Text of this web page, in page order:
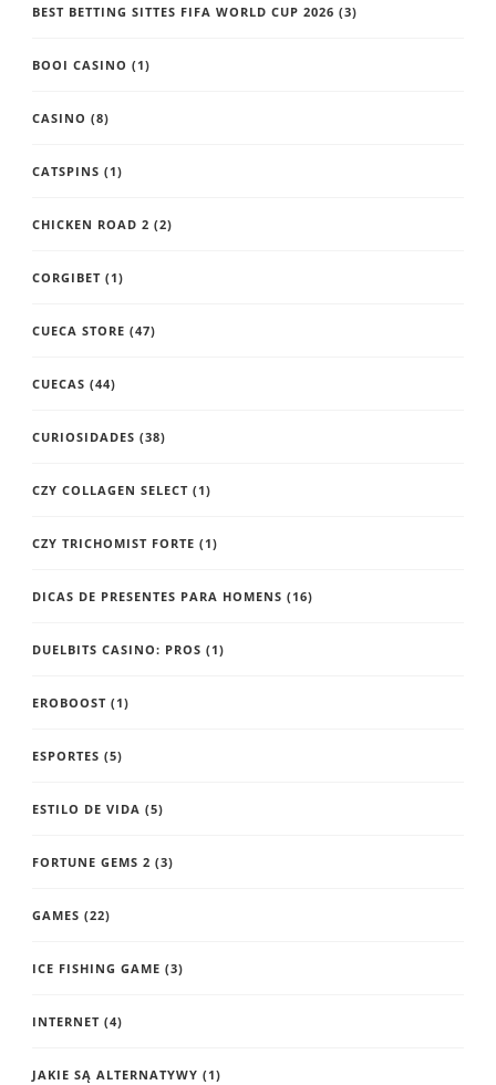
BEST BETTING SITTES FIFA WORLD CUP 2026 (3)
BOOI CASINO (1)
CASINO (8)
CATSPINS (1)
CHICKEN ROAD 2 (2)
CORGIBET (1)
CUECA STORE (47)
CUECAS (44)
CURIOSIDADES (38)
CZY COLLAGEN SELECT (1)
CZY TRICHOMIST FORTE (1)
DICAS DE PRESENTES PARA HOMENS (16)
DUELBITS CASINO: PROS (1)
EROBOOST (1)
ESPORTES (5)
ESTILO DE VIDA (5)
FORTUNE GEMS 2 (3)
GAMES (22)
ICE FISHING GAME (3)
INTERNET (4)
JAKIE SĄ ALTERNATYWY (1)